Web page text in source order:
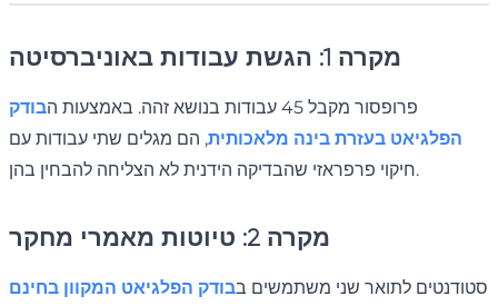
מקרה 1: הגשת עבודות באוניברסיטה
פרופסור מקבל 45 עבודות בנושא זהה. באמצעות ה
בודק
הפלגיאט בעזרת בינה מלאכותית, הם מגלים שתי עבודות עם
חיקוי פרפראזי שהבדיקה הידנית לא הצליחה להבחין בהן.
מקרה 2: טיוטות מאמרי מחקר
סטודנטים לתואר שני משתמשים בבודק הפלגיאט המקוון בחינם